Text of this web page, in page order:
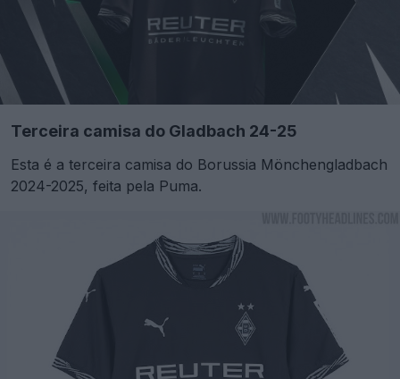
Terceira camisa do Gladbach 24-25
Esta é a terceira camisa do Borussia Mönchengladbach
2024-2025, feita pela Puma.